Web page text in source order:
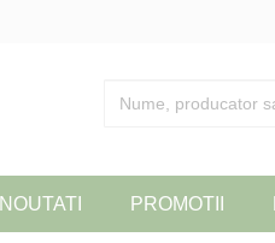
NOUTATI PROMOTII